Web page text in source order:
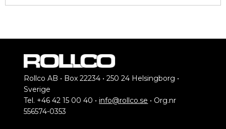
Rollco AB • Box 22234 • 250 24 Helsingborg •
Sverige
Tel. +46 42 15 00 40 •info@rollco.se • Org.nr
556574-0353